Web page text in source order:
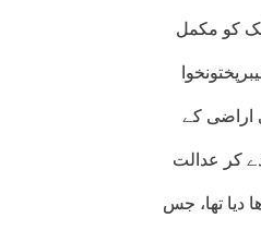
کو مکمل
اراضی کے
کر عدالت
دیا تھا، جس